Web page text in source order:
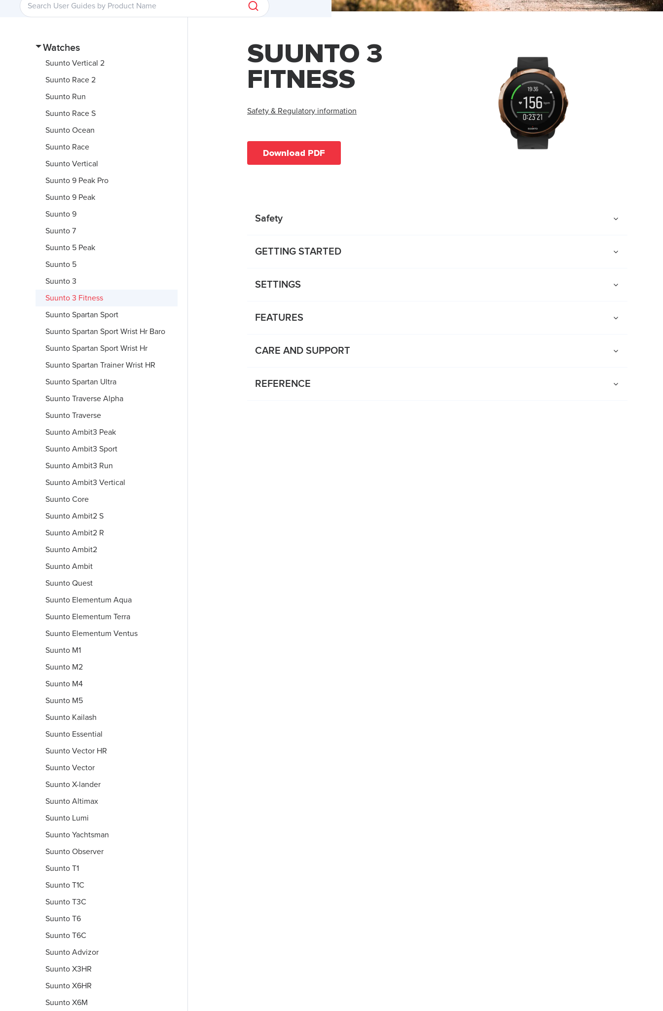
Watches
Suunto Vertical 2
Suunto Race 2
Suunto Run
Suunto Race S
Suunto Ocean
Suunto Race
Suunto Vertical
Suunto 9 Peak Pro
Suunto 9 Peak
Suunto 9
Suunto 7
Suunto 5 Peak
Suunto 5
Suunto 3
Suunto 3 Fitness
Suunto Spartan Sport
Suunto Spartan Sport Wrist Hr Baro
Suunto Spartan Sport Wrist Hr
Suunto Spartan Trainer Wrist HR
Suunto Spartan Ultra
Suunto Traverse Alpha
Suunto Traverse
Suunto Ambit3 Peak
Suunto Ambit3 Sport
Suunto Ambit3 Run
Suunto Ambit3 Vertical
Suunto Core
Suunto Ambit2 S
Suunto Ambit2 R
Suunto Ambit2
Suunto Ambit
Suunto Quest
Suunto Elementum Aqua
Suunto Elementum Terra
Suunto Elementum Ventus
Suunto M1
Suunto M2
Suunto M4
Suunto M5
Suunto Kailash
Suunto Essential
Suunto Vector HR
Suunto Vector
Suunto X-lander
Suunto Altimax
Suunto Lumi
Suunto Yachtsman
Suunto Observer
Suunto T1
Suunto T1C
Suunto T3C
Suunto T6
Suunto T6C
Suunto Advizor
Suunto X3HR
Suunto X6HR
Suunto X6M
SUUNTO 3
FITNESS
Safety & Regulatory information
Download PDF
Safety
GETTING STARTED
SETTINGS
FEATURES
CARE AND SUPPORT
REFERENCE